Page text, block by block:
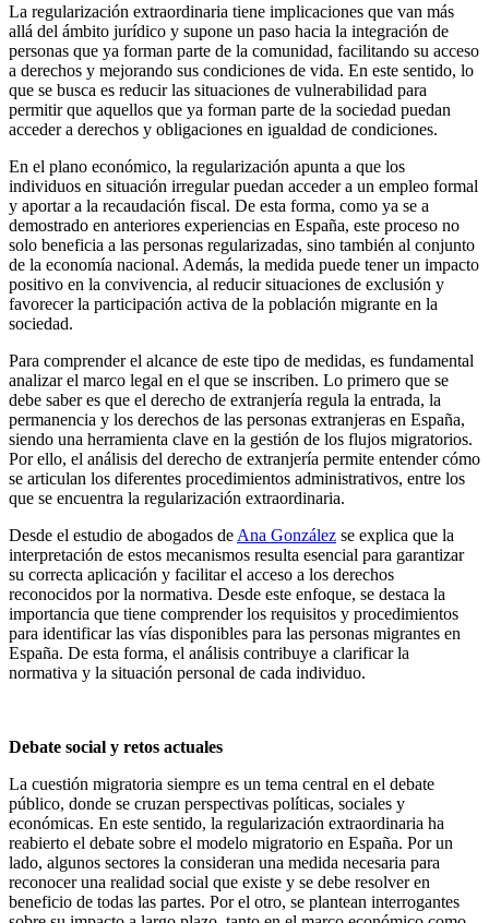
La regularización extraordinaria tiene implicaciones que van más
allá del ámbito jurídico y supone un paso hacia la integración de
personas que ya forman parte de la comunidad, facilitando su acceso
a derechos y mejorando sus condiciones de vida. En este sentido, lo
que se busca es reducir las situaciones de vulnerabilidad para
permitir que aquellos que ya forman parte de la sociedad puedan
acceder a derechos y obligaciones en igualdad de condiciones.
En el plano económico, la regularización apunta a que los
individuos en situación irregular puedan acceder a un empleo formal
y aportar a la recaudación fiscal. De esta forma, como ya se a
demostrado en anteriores experiencias en España, este proceso no
solo beneficia a las personas regularizadas, sino también al conjunto
de la economía nacional. Además, la medida puede tener un impacto
positivo en la convivencia, al reducir situaciones de exclusión y
favorecer la participación activa de la población migrante en la
sociedad.
Para comprender el alcance de este tipo de medidas, es fundamental
analizar el marco legal en el que se inscriben. Lo primero que se
debe saber es que el derecho de extranjería regula la entrada, la
permanencia y los derechos de las personas extranjeras en España,
siendo una herramienta clave en la gestión de los flujos migratorios.
Por ello, el análisis del derecho de extranjería permite entender cómo
se articulan los diferentes procedimientos administrativos, entre los
que se encuentra la regularización extraordinaria.
Desde el estudio de abogados de Ana González se explica que la
interpretación de estos mecanismos resulta esencial para garantizar
su correcta aplicación y facilitar el acceso a los derechos
reconocidos por la normativa. Desde este enfoque, se destaca la
importancia que tiene comprender los requisitos y procedimientos
para identificar las vías disponibles para las personas migrantes en
España. De esta forma, el análisis contribuye a clarificar la
normativa y la situación personal de cada individuo.
Debate social y retos actuales
La cuestión migratoria siempre es un tema central en el debate
público, donde se cruzan perspectivas políticas, sociales y
económicas. En este sentido, la regularización extraordinaria ha
reabierto el debate sobre el modelo migratorio en España. Por un
lado, algunos sectores la consideran una medida necesaria para
reconocer una realidad social que existe y se debe resolver en
beneficio de todas las partes. Por el otro, se plantean interrogantes